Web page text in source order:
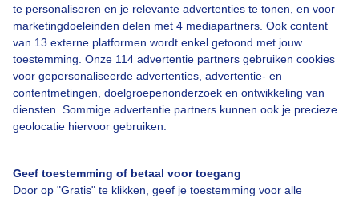
te personaliseren en je relevante advertenties te tonen, en voor
marketingdoeleinden delen met 4 mediapartners. Ook content
van 13 externe platformen wordt enkel getoond met jouw
toestemming. Onze 114 advertentie partners gebruiken cookies
voor gepersonaliseerde advertenties, advertentie- en
contentmetingen, doelgroepenonderzoek en ontwikkeling van
diensten. Sommige advertentie partners kunnen ook je precieze
geolocatie hiervoor gebruiken.
Geef toestemming of betaal voor toegang
Door op "Gratis" te klikken, geef je toestemming voor alle
Over Buienradar
Veelgestelde vragen